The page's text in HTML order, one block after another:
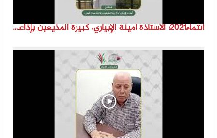
انتماء2021: الاستاذة أمينة الإبياري، كبيرة المذيعين بإذاعة صوت العرب، مصر